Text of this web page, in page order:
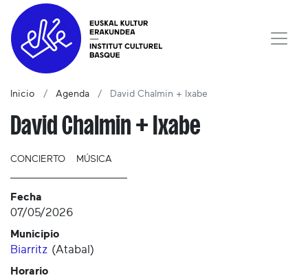
Inicio Agenda David Chalmin + Ixabe
David Chalmin + Ixabe
CONCIERTO MÚSICA
Fecha
07/05/2026
Municipio
Biarritz (Atabal )
Horario